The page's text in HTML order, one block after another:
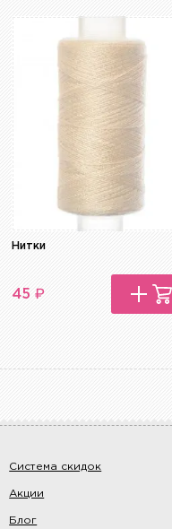
Нитки
45 ₽
Система скидок
Акции
Блог